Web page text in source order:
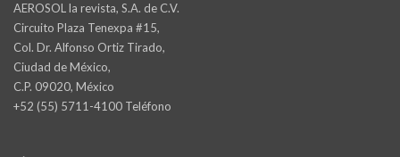
AEROSOL la revista, S.A. de C.V.
Circuito Plaza Tenexpa #15,
Col. Dr. Alfonso Ortiz Tirado,
Ciudad de México,
C.P. 09020, México
+52 (55) 5711-4100 Teléfono